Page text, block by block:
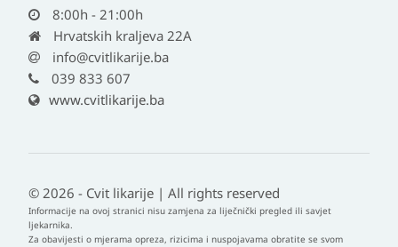
8:00h - 21:00h
Hrvatskih kraljeva 22A
info@cvitlikarije.ba
039 833 607
www.cvitlikarije.ba
© 2026 - Cvit likarije | All rights reserved
Informacije na ovoj stranici nisu zamjena za liječnički pregled ili savjet
ljekarnika.
Za obavijesti o mjerama opreza, rizicima i nuspojavama obratite se svom